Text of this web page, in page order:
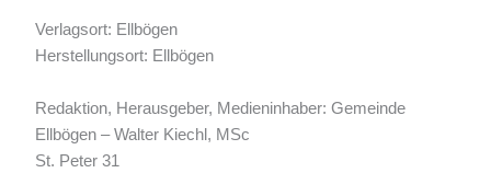
Verlagsort: Ellbögen
Herstellungsort: Ellbögen
Redaktion, Herausgeber, Medieninhaber: Gemeinde
Ellbögen – Walter Kiechl, MSc
St. Peter 31